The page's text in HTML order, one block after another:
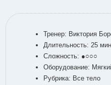
Тренер: Виктория
Длительность: 25
Сложность: ●○○○
Оборудование:
Рубрика: Все тело